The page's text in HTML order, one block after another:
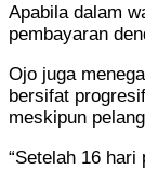
Apabila dalam
pembayaran
Ojo juga
bersifat
meskipun
“Setelah 16